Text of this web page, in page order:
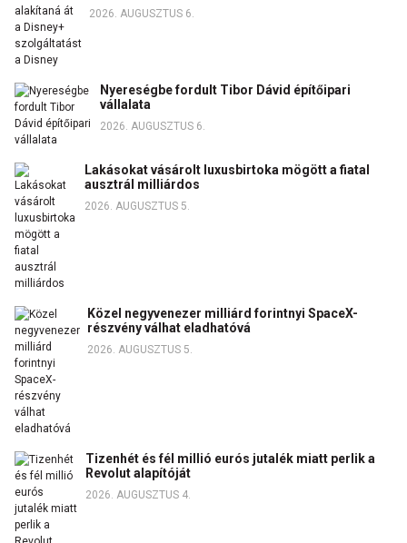
2026. AUGUSZTUS 6.
Nyereségbe fordult Tibor Dávid építőipari
vállalata
2026. AUGUSZTUS 6.
Lakásokat vásárolt luxusbirtoka mögött a fiatal
ausztrál milliárdos
2026. AUGUSZTUS 5.
Közel negyvenezer milliárd forintnyi SpaceX-
részvény válhat eladhatóvá
2026. AUGUSZTUS 5.
Tizenhét és fél millió eurós jutalék miatt perlik a
Revolut alapítóját
2026. AUGUSZTUS 4.